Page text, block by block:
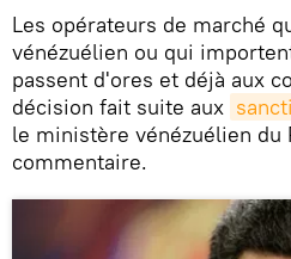
Les opérateurs de marché
vénézuélien ou qui
passent d'ores et déjà aux
décision fait suite aux
le ministère vénézuélien du
commentaire.